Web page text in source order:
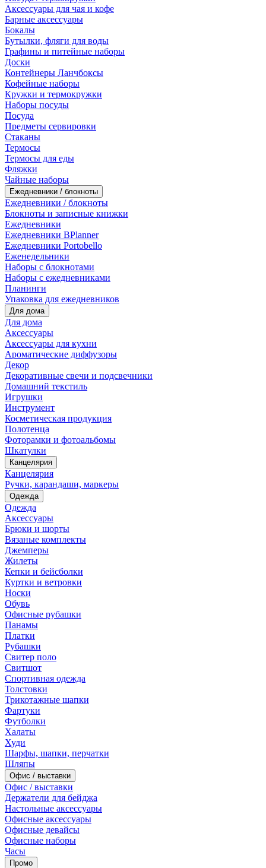
Аксессуары для чая и кофе
Барные аксессуары
Бокалы
Бутылки, фляги для воды
Графины и питейные наборы
Доски
Контейнеры Ланчбоксы
Кофейные наборы
Кружки и термокружки
Наборы посуды
Посуда
Предметы сервировки
Стаканы
Термосы
Термосы для еды
Фляжки
Чайные наборы
Ежедневники / блокноты
Ежедневники / блокноты
Блокноты и записные книжки
Ежедневники
Ежедневники BPlanner
Ежедневники Portobello
Еженедельники
Наборы с блокнотами
Наборы с ежедневниками
Планинги
Упаковка для ежедневников
Для дома
Для дома
Аксессуары
Аксессуары для кухни
Ароматические диффузоры
Декор
Декоративные свечи и подсвечники
Домашний текстиль
Игрушки
Инструмент
Косметическая продукция
Полотенца
Фоторамки и фотоальбомы
Шкатулки
Канцелярия
Канцелярия
Ручки, карандаши, маркеры
Одежда
Одежда
Аксессуары
Брюки и шорты
Вязаные комплекты
Джемперы
Жилеты
Кепки и бейсболки
Куртки и ветровки
Носки
Обувь
Офисные рубашки
Панамы
Платки
Рубашки
Свитер поло
Свитшот
Спортивная одежда
Толстовки
Трикотажные шапки
Фартуки
Футболки
Халаты
Худи
Шарфы, шапки, перчатки
Шляпы
Офис / выставки
Офис / выставки
Держатели для бейджа
Настольные аксессуары
Офисные аксессуары
Офисные девайсы
Офисные наборы
Часы
Промо